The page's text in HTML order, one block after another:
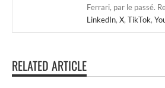
Ferrari, par le passé.
LinkedIn, X, TikTok,
RELATED ARTICLE